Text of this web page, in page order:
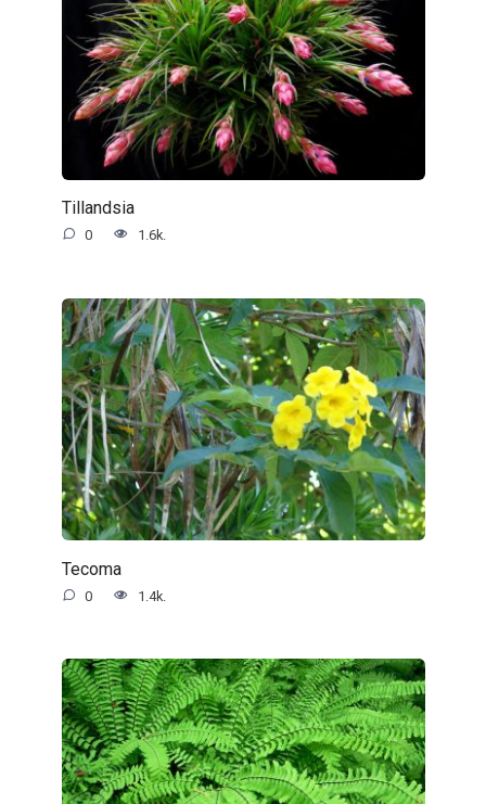
Tillandsia
0 1.6k.
Tecoma
0 1.4k.